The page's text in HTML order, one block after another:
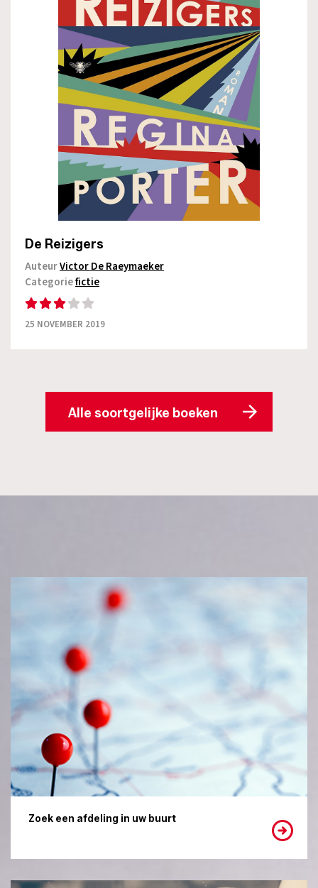
De Reizigers
AuteurVictor De Raeymaeker
Categoriefictie
25 NOVEMBER 2019
Alle soortgelijke boeken
Zoek een afdeling in uw buurt